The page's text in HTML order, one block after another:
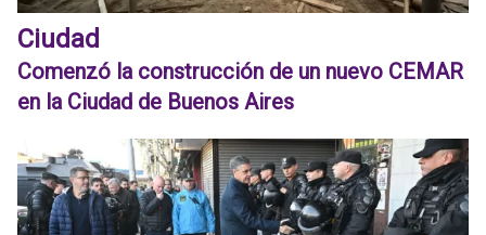
Ciudad
Comenzó la construcción de un nuevo CEMAR
en la Ciudad de Buenos Aires